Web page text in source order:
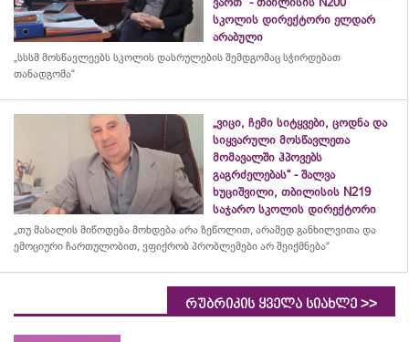
სკოლის დირექტორი ელდარ
არაბული
„სსსმ მოსწავლეებს სკოლის დასრულების შემდგომაც სჭირდებათ
თანადგომა“
„ვიცი, ჩემი სიტყვები, ცოდნა და
სიყვარული მოსწავლეთა
მომავალში ჰპოვებს
გაგრძელებას“ - შალვა
ხუციშვილი, თბილისის N219
საჯარო სკოლის დირექტორი
„თუ მასალის მიწოდება მოხდება არა ზეწოლით, არამედ განხილვითა და
ემოციური ჩართულობით, ვფიქრობ პრობლემები არ შეიქმნება“
რუბრიკის ყველა სიახლე >>